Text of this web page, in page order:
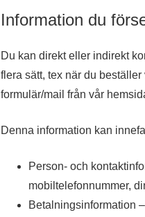
Information du
Du kan direkt eller indirekt
flera sätt, tex när du
formulär/mail från vår
Denna information kan
Person- och
mobiltelefonnummer,
Betalningsinformation